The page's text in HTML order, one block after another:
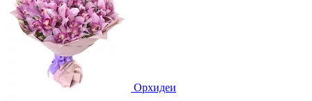
Орхидеи